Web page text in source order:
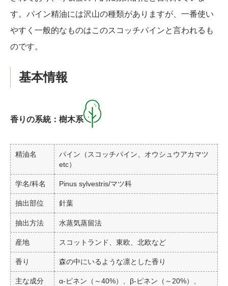
す。パイン精油には沢山の種類がありますが、一番使い
やすく一般的なものはこのスコッチパインと言われるも
のです。
基本情報
香りの系統：樹木系
精油名
パイン（スコッチパイン、オウシュウアカマツ
etc）
学名/科名 Pinus sylvestris/マツ科
抽出部位 針葉
抽出方法 水蒸気蒸留法
産地 スコットランド、東欧、北欧など
香り 森の中にいるような凛とした香り
主な成分
α-ピネン（～40%）、β-ピネン（～20%）、